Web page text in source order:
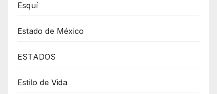
Esquí
Estado de México
ESTADOS
Estilo de Vida